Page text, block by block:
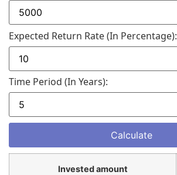
Expected Return Rate (in Percentage):
Time Period (in Years):
Invested amount